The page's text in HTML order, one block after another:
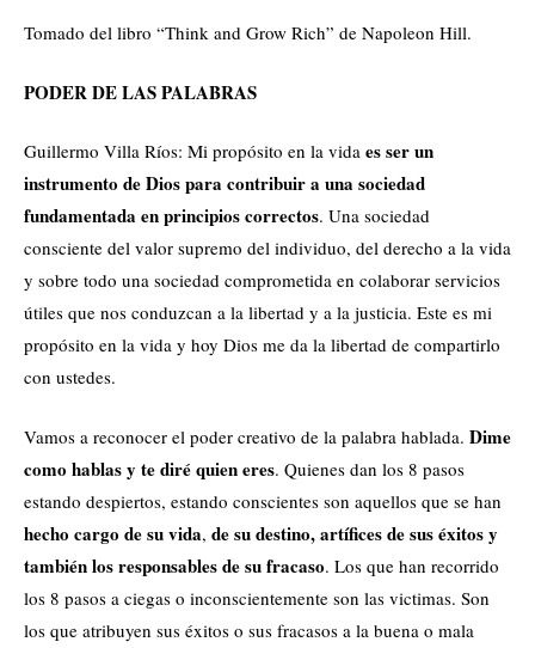
Tomado del libro “Think and Grow Rich” de Napoleon Hill.
PODER DE LAS PALABRAS
Guillermo Villa Ríos: Mi propósito en la vida es ser un
instrumento de Dios para contribuir a una sociedad
fundamentada en principios correctos. Una sociedad
consciente del valor supremo del individuo, del derecho a la vida
y sobre todo una sociedad comprometida en colaborar servicios
útiles que nos conduzcan a la libertad y a la justicia. Este es mi
propósito en la vida y hoy Dios me da la libertad de compartirlo
con ustedes.
Vamos a reconocer el poder creativo de la palabra hablada. Dime
como hablas y te diré quien eres. Quienes dan los 8 pasos
estando despiertos, estando conscientes son aquellos que se han
hecho cargo de su vida, de su destino, artífices de sus éxitos y
también los responsables de su fracaso. Los que han recorrido
los 8 pasos a ciegas o inconscientemente son las victimas. Son
los que atribuyen sus éxitos o sus fracasos a la buena o mala